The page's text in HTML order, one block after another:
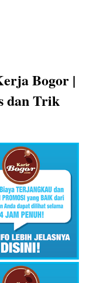
Bogor |
dan Trik